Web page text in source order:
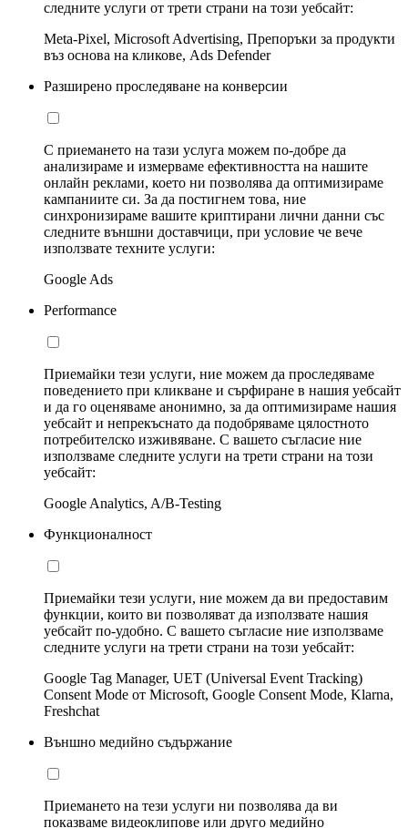
следните услуги от трети страни на този уебсайт:
Meta-Pixel, Microsoft Advertising, Препоръки за продукти
въз основа на кликове, Ads Defender
Разширено проследяване на конверсии
С приемането на тази услуга можем по-добре да
анализираме и измерваме ефективността на нашите
онлайн реклами, което ни позволява да оптимизираме
кампаниите си. За да постигнем това, ние
синхронизираме вашите криптирани лични данни със
следните външни доставчици, при условие че вече
използвате техните услуги:
Google Ads
Performance
Приемайки тези услуги, ние можем да проследяваме
поведението при кликване и сърфиране в нашия уебсайт
и да го оценяваме анонимно, за да оптимизираме нашия
уебсайт и непрекъснато да подобряваме цялостното
потребителско изживяване. С вашето съгласие ние
използваме следните услуги на трети страни на този
уебсайт:
Google Analytics, A/B-Testing
Функционалност
Приемайки тези услуги, ние можем да ви предоставим
функции, които ви позволяват да използвате нашия
уебсайт по-удобно. С вашето съгласие ние използваме
следните услуги на трети страни на този уебсайт:
Google Tag Manager, UET (Universal Event Tracking)
Consent Mode от Microsoft, Google Consent Mode, Klarna,
Freshchat
Външно медийно съдържание
Приемането на тези услуги ни позволява да ви
показваме видеоклипове или друго медийно